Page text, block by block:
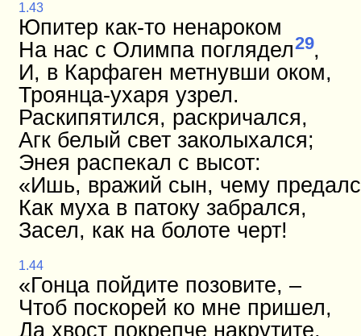
1.43
Юпитер как-то ненароком
На нас с Олимпа поглядел29,
И, в Карфаген метнувши оком,
Троянца-ухаря узрел.
Раскипятился, раскричался,
Агк белый свет заколыхался;
Энея распекал с высот:
«Ишь, вражий сын, чему
Как муха в патоку забрался,
Засел, как на болоте черт!
1.44
«Гонца пойдите позовите, –
Чтоб поскорей ко мне пришел,
Да хвост покрепче накрутите,